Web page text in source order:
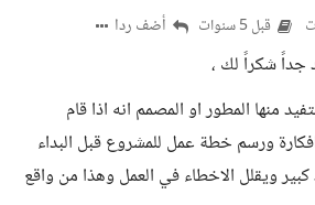
قبل 5 سنوات أضف ردا
جداً شكراً لك ،
منها المطور او المصمم انه اذا قام
ورسم خطة عمل للمشروع قبل البداء
ويقلل الاخطاء في العمل وهذا من واقع